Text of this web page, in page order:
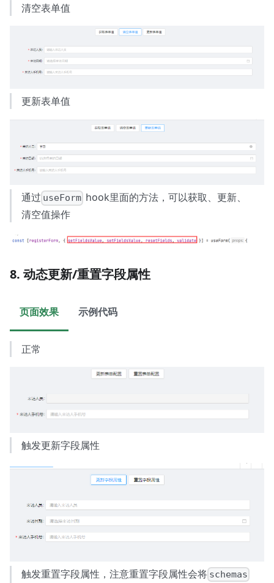
清空表单值
更新表单值
通过 useForm hook里面的方法，可以获取、更新、
清空值操作
8. 动态更新/重置字段属性
页面效果 示例代码
正常
触发更新字段属性
触发重置字段属性，注意重置字段属性会将 schemas